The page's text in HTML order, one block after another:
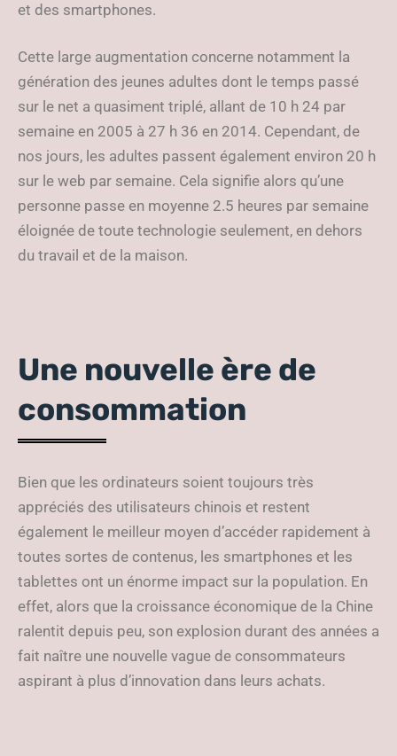
et des smartphones.
Cette large augmentation concerne notamment la
génération des jeunes adultes dont le temps passé
sur le net a quasiment triplé, allant de 10 h 24 par
semaine en 2005 à 27 h 36 en 2014. Cependant, de
nos jours, les adultes passent également environ 20 h
sur le web par semaine. Cela signifie alors qu’une
personne passe en moyenne 2.5 heures par semaine
éloignée de toute technologie seulement, en dehors
du travail et de la maison.
Une nouvelle ère de
consommation
Bien que les ordinateurs soient toujours très
appréciés des utilisateurs chinois et restent
également le meilleur moyen d’accéder rapidement à
toutes sortes de contenus, les smartphones et les
tablettes ont un énorme impact sur la population. En
effet, alors que la croissance économique de la Chine
ralentit depuis peu, son explosion durant des années a
fait naître une nouvelle vague de consommateurs
aspirant à plus d’innovation dans leurs achats.